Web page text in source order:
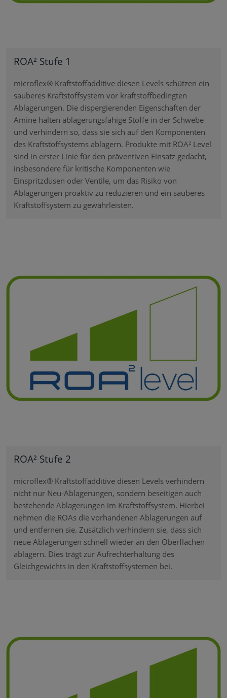
ROA² Stufe 1
microflex® Kraftstoffadditive diesen Levels schützen ein
sauberes Kraftstoffsystem vor kraftstoffbedingten
Ablagerungen. Die dispergierenden Eigenschaften der
Amine halten ablagerungsfähige Stoffe in der Schwebe
und verhindern so, dass sie sich auf den Komponenten
des Kraftstoffsystems ablagern. Produkte mit ROA² Level
sind in erster Linie für den präventiven Einsatz gedacht,
insbesondere für kritische Komponenten wie
Einspritzdüsen oder Ventile, um das Risiko von
Ablagerungen proaktiv zu reduzieren und ein sauberes
Kraftstoffsystem zu gewährleisten.
ROA² Stufe 2
microflex® Kraftstoffadditive diesen Levels verhindern
nicht nur Neu-Ablagerungen, sondern beseitigen auch
bestehende Ablagerungen im Kraftstoffsystem. Hierbei
nehmen die ROAs die vorhandenen Ablagerungen auf
und entfernen sie. Zusätzlich verhindern sie, dass sich
neue Ablagerungen schnell wieder an den Oberflächen
ablagern. Dies trägt zur Aufrechterhaltung des
Gleichgewichts in den Kraftstoffsystemen bei.